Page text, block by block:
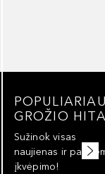
GROŽIO
Sužinok visas
naujienas ir
įkvėpimo!